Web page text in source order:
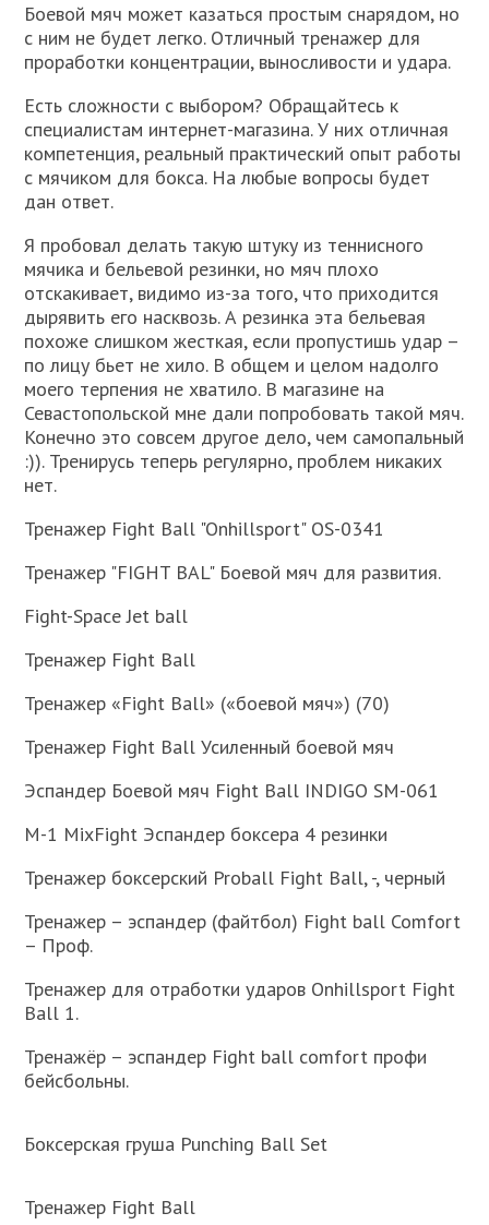
Боевой мяч может казаться простым снарядом, но
с ним не будет легко. Отличный тренажер для
проработки концентрации, выносливости и удара.
Есть сложности с выбором? Обращайтесь к
специалистам интернет-магазина. У них отличная
компетенция, реальный практический опыт работы
с мячиком для бокса. На любые вопросы будет
дан ответ.
Я пробовал делать такую штуку из теннисного
мячика и бельевой резинки, но мяч плохо
отскакивает, видимо из-за того, что приходится
дырявить его насквозь. А резинка эта бельевая
похоже слишком жесткая, если пропустишь удар –
по лицу бьет не хило. В общем и целом надолго
моего терпения не хватило. В магазине на
Севастопольской мне дали попробовать такой мяч.
Конечно это совсем другое дело, чем самопальный
:)). Тренирусь теперь регулярно, проблем никаких
нет.
Тренажер Fight Ball "Onhillsport" OS-0341
Тренажер "FIGHT BAL" Боевой мяч для развития.
Fight-Space Jet ball
Тренажер Fight Ball
Тренажер «Fight Ball» («боевой мяч») (70)
Тренажер Fight Ball Усиленный боевой мяч
Эспандер Боевой мяч Fight Ball INDIGO SM-061
M-1 MixFight Эспандер боксера 4 резинки
Тренажер боксерский Proball Fight Ball, -, черный
Тренажер – эспандер (файтбол) Fight ball Comfort
– Проф.
Тренажер для отработки ударов Onhillsport Fight
Ball 1.
Тренажёр – эспандер Fight ball comfort профи
бейсбольны.
Боксерская груша Punching Ball Set
Тренажер Fight Ball